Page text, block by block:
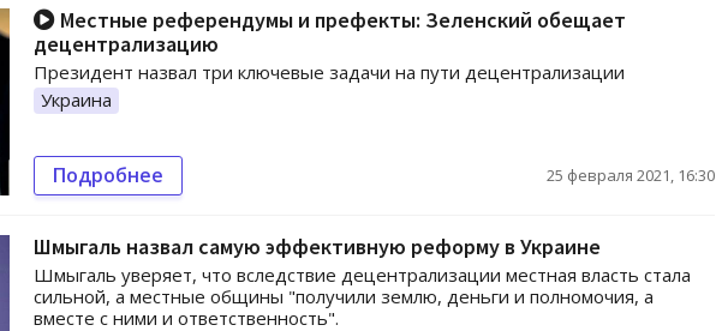
Местные референдумы и префекты: Зеленский обещает
децентрализацию
Президент назвал три ключевые задачи на пути децентрализации
Украина
Подробнее 25 февраля 2021, 16:30
Шмыгаль назвал самую эффективную реформу в Украине
Шмыгаль уверяет, что вследствие децентрализации местная власть стала
сильной, а местные общины "получили землю, деньги и полномочия, а
вместе с ними и ответственность".